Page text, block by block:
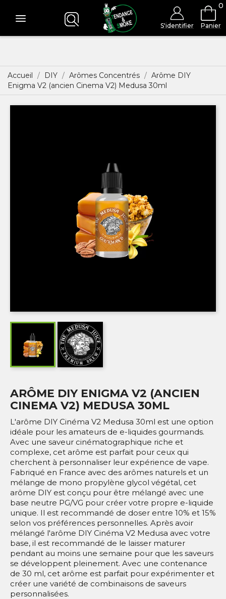
S'identifier
0
Panier
Accueil DIY Arômes Concentrés
Arôme DIY
Enigma V2 (ancien Cinema V2) Medusa 30ml
ARÔME DIY ENIGMA V2 (ANCIEN
CINEMA V2) MEDUSA 30ML
L'arôme DIY Cinéma V2 Medusa 30ml est une option
idéale pour les amateurs de e-liquides gourmands.
Avec une saveur cinématographique riche et
complexe, cet arôme est parfait pour ceux qui
cherchent à personnaliser leur expérience de vape.
Fabriqué en France avec des arômes naturels et un
mélange de mono propylène glycol végétal, cet
arôme DIY est conçu pour être mélangé avec une
base neutre PG/VG pour créer votre propre e-liquide
unique. Il est recommandé de doser entre 10% et 15%
selon vos préférences personnelles. Après avoir
mélangé l'arôme DIY Cinéma V2 Medusa avec votre
base, il est recommandé de le laisser maturer
pendant au moins une semaine pour que les saveurs
se développent pleinement. Avec une contenance
de 30 ml, cet arôme est parfait pour expérimenter et
créer une variété de combinaisons de saveurs
personnalisées.